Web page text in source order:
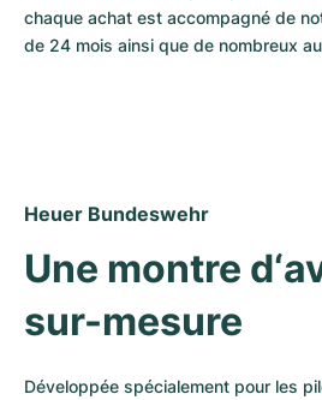
Montres d'occasion
Montres d'occasion
chaque achat est accompagné de
de 24 mois ainsi que de nombreux
Heuer Bundeswehr
Une montre
sur-mesure
Développée spécialement pour les